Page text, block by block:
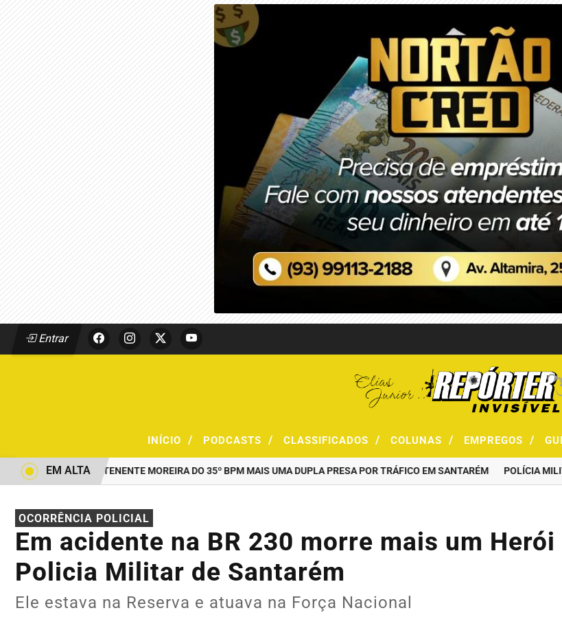
Entrar
INÍCIO / PODCASTS / CLASSIFICADOS / COLUNAS / EMPREGOS /
COMANDO DO TENENTE MOREIRA DO 35º BPM MAIS UMA DUPLA PRESA POR TRÁFICO EM SANTARÉM POLÍCIA MILITAR
EM ALTA
OCORRÊNCIA POLICIAL
Em acidente na BR 230 morre mais um Herói
Policia Militar de Santarém
Ele estava na Reserva e atuava na Força Nacional